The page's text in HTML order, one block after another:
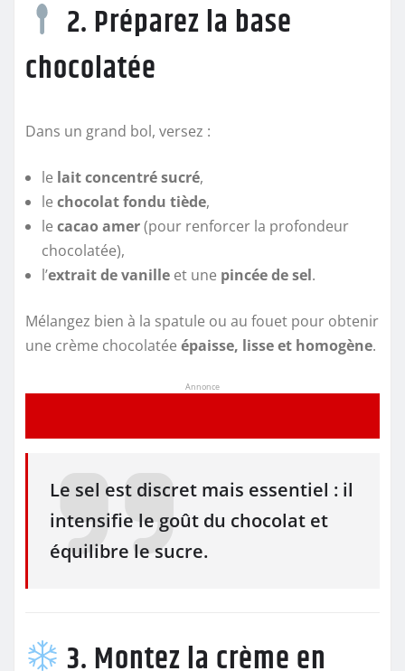
2. Préparez la base
chocolatée
Dans un grand bol, versez :
le lait concentré sucré,
le chocolat fondu tiède,
le cacao amer(pour renforcer la profondeur
chocolatée),
l’extrait de vanille et une pincée de sel.
Mélangez bien à la spatule ou au fouet pour obtenir
une crème chocolatée épaisse, lisse et homogène.
Annonce
Le sel est discret mais essentiel : il
intensifie le goût du chocolat et
équilibre le sucre.
3. Montez la crème en